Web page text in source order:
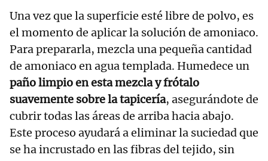
Una vez que la superficie esté libre de polvo, es
el momento de aplicar la solución de amoniaco.
Para prepararla, mezcla una pequeña cantidad
de amoniaco en agua templada. Humedece un
paño limpio en esta mezcla y frótalo
suavemente sobre la tapicería, asegurándote de
cubrir todas las áreas de arriba hacia abajo.
Este proceso ayudará a eliminar la suciedad que
se ha incrustado en las fibras del tejido, sin